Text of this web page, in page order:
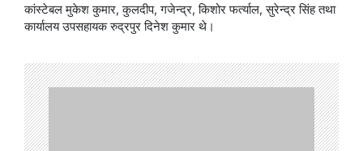
कांस्टेबल मुकेश कुमार, कुलदीप, गजेन्द्र, किशोर फर्त्याल, सुरेन्द्र सिंह तथा
कार्यालय उपसहायक रुद्रपुर दिनेश कुमार थे।